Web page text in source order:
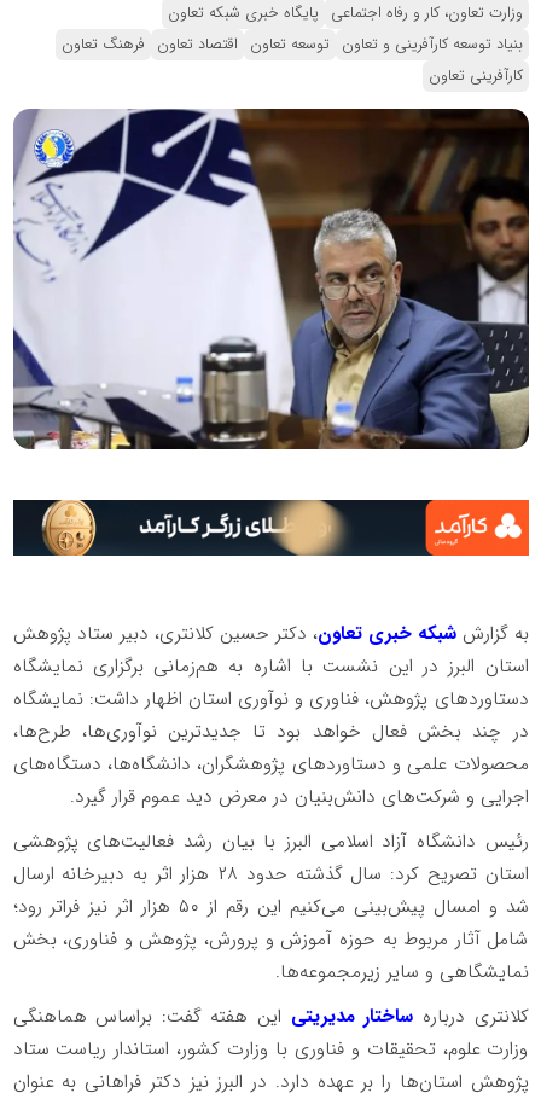
وزارت تعاون، کار و رفاه اجتماعی پایگاه خبری شبکه تعاون
بنیاد توسعه کارآفرینی و تعاون توسعه تعاون اقتصاد تعاون فرهنگ تعاون
کارآفرینی تعاون
به گزارششبکه خبری تعاون، دکتر حسین کلانتری، دبیر ستاد پژوهش
استان البرز در این نشست با اشاره به هم‌زمانی برگزاری نمایشگاه
دستاوردهای پژوهش، فناوری و نوآوری استان اظهار داشت: نمایشگاه
در چند بخش فعال خواهد بود تا جدیدترین نوآوری‌ها، طرح‌ها،
محصولات علمی و دستاوردهای پژوهشگران، دانشگاه‌ها، دستگاه‌های
اجرایی و شرکت‌های دانش‌بنیان در معرض دید عموم قرار گیرد.
رئیس دانشگاه آزاد اسلامی البرز با بیان رشد فعالیت‌های پژوهشی
استان تصریح کرد: سال گذشته حدود ۲۸ هزار اثر به دبیرخانه ارسال
شد و امسال پیش‌بینی می‌کنیم این رقم از ۵۰ هزار اثر نیز فراتر رود؛
شامل آثار مربوط به حوزه آموزش و پرورش، پژوهش و فناوری، بخش
نمایشگاهی و سایر زیرمجموعه‌ها.
کلانتری درباره ساختار مدیریتی این هفته گفت: براساس هماهنگی
وزارت علوم، تحقیقات و فناوری با وزارت کشور، استاندار ریاست ستاد
پژوهش استان‌ها را بر عهده دارد. در البرز نیز دکتر فراهانی به عنوان